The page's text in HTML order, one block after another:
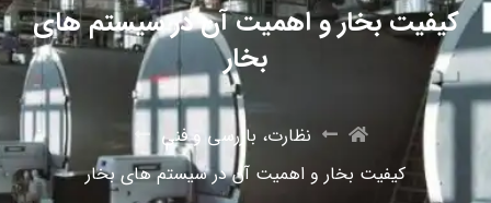
کیفیت بخار و اهمیت آن در سیستم های
بخار
نظارت، بازرسی و فنی
کیفیت بخار و اهمیت آن در سیستم های بخار